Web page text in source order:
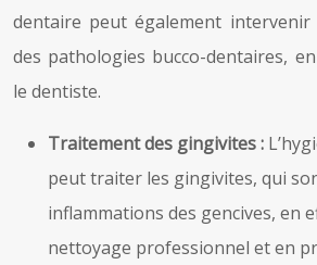
dentaire peut également
des pathologies bucco-dentaires,
le dentiste.
Traitement des gingivites :
peut traiter les gingivites, qui
inflammations des gencives, en
nettoyage professionnel et en